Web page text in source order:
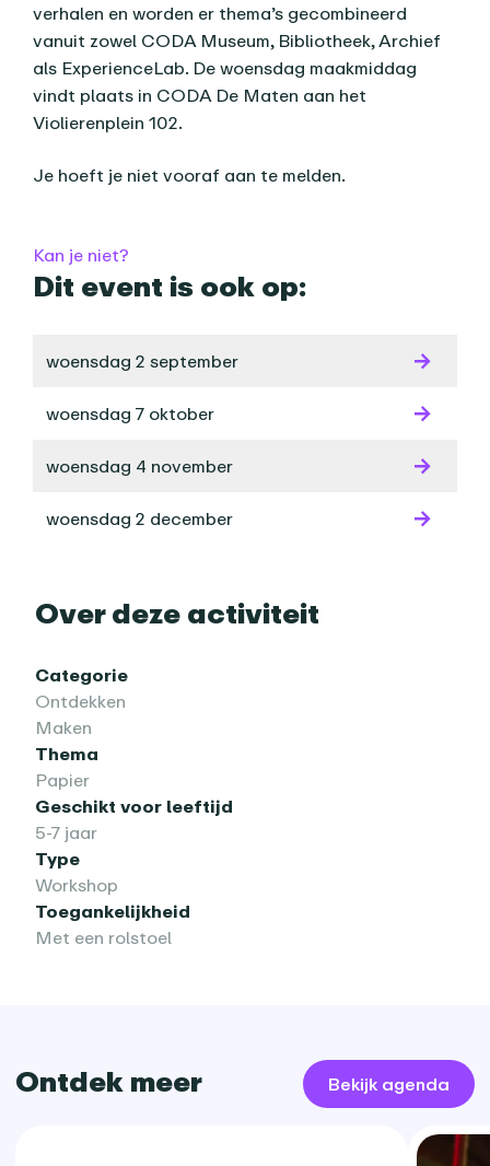
verhalen en worden er thema’s gecombineerd
vanuit zowel CODA Museum, Bibliotheek, Archief
als ExperienceLab. De woensdag maakmiddag
vindt plaats in CODA De Maten aan het
Violierenplein 102.
Je hoeft je niet vooraf aan te melden.
Kan je niet?
Dit event is ook op:
woensdag 2 september
woensdag 7 oktober
woensdag 4 november
woensdag 2 december
Over deze activiteit
Categorie
Ontdekken
Maken
Thema
Papier
Geschikt voor leeftijd
5-7 jaar
Type
Workshop
Toegankelijkheid
Met een rolstoel
Ontdek meer Bekijk agenda